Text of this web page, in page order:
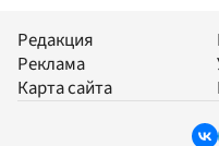
Редакция
Реклама
Карта сайта